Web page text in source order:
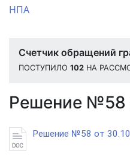
НПА
Счетчик обращений
ПОСТУПИЛО 102 НА
Решение №58
Решение №58 от